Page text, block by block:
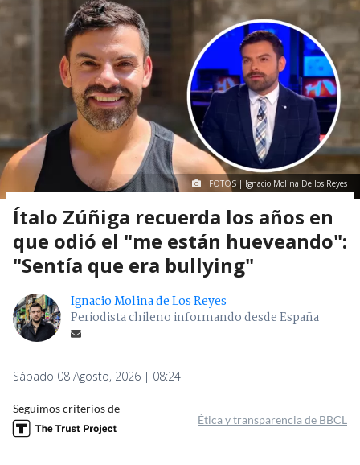
FOTOS | Ignacio Molina De los Reyes
Ítalo Zúñiga recuerda los años en
que odió el "me están hueveando":
"Sentía que era bullying"
Ignacio Molina de Los Reyes
Periodista chileno informando desde España
Sábado 08 Agosto, 2026 | 08:24
Seguimos criterios de
Ética y transparencia de BBCL